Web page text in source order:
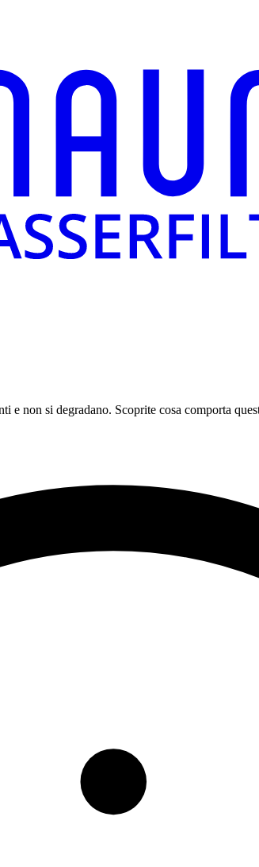
e non si degradano. Scoprite cosa comporta